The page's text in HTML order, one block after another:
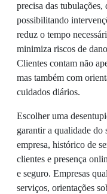
precisa das
possibilitando
reduz o tempo
minimiza riscos de
Clientes contam não
mas também com
cuidados diários.
Escolher uma
garantir a qualidade do
empresa, histórico de
clientes e presença
e seguro. Empresas
serviços, orientações